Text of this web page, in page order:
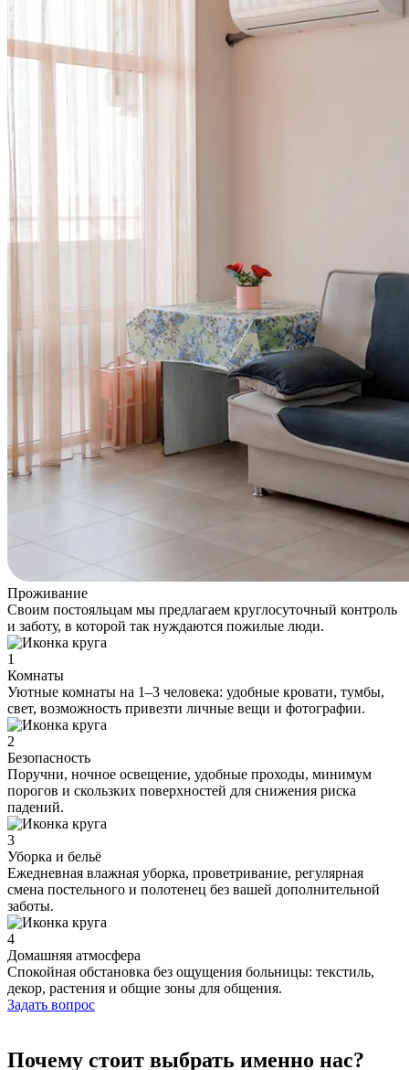
Проживание
Своим постояльцам мы предлагаем круглосуточный контроль
и заботу, в которой так нуждаются пожилые люди.
1
Комнаты
Уютные комнаты на 1–3 человека: удобные кровати, тумбы,
свет, возможность привезти личные вещи и фотографии.
2
Безопасность
Поручни, ночное освещение, удобные проходы, минимум
порогов и скользких поверхностей для снижения риска
падений.
3
Уборка и бельё
Ежедневная влажная уборка, проветривание, регулярная
смена постельного и полотенец без вашей дополнительной
заботы.
4
Домашняя атмосфера
Спокойная обстановка без ощущения больницы: текстиль,
декор, растения и общие зоны для общения.
Задать вопрос
Почему стоит выбрать именно нас?